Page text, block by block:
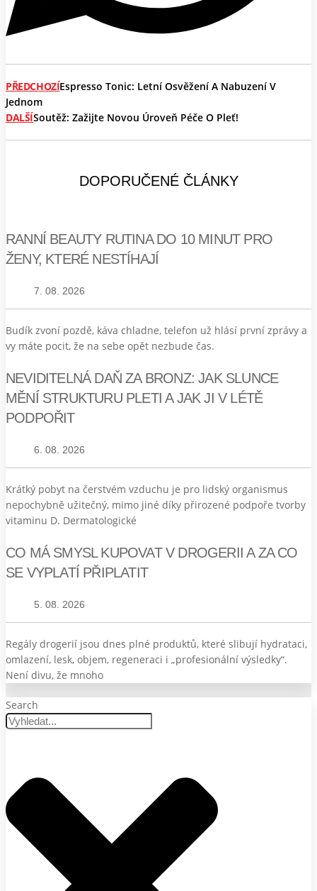
PŘEDCHOZÍEspresso Tonic: Letní Osvěžení A Nabuzení V
Jednom
DALŠÍSoutěž: Zažijte Novou Úroveň Péče O Pleť!
DOPORUČENÉ ČLÁNKY
RANNÍ BEAUTY RUTINA DO 10 MINUT PRO
ŽENY, KTERÉ NESTÍHAJÍ
7. 08. 2026
Budík zvoní pozdě, káva chladne, telefon už hlásí první zprávy a
vy máte pocit, že na sebe opět nezbude čas.
NEVIDITELNÁ DAŇ ZA BRONZ: JAK SLUNCE
MĚNÍ STRUKTURU PLETI A JAK JI V LÉTĚ
PODPOŘIT
6. 08. 2026
Krátký pobyt na čerstvém vzduchu je pro lidský organismus
nepochybně užitečný, mimo jiné díky přirozené podpoře tvorby
vitaminu D. Dermatologické
CO MÁ SMYSL KUPOVAT V DROGERII A ZA CO
SE VYPLATÍ PŘIPLATIT
5. 08. 2026
Regály drogerií jsou dnes plné produktů, které slibují hydrataci,
omlazení, lesk, objem, regeneraci i „profesionální výsledky“.
Není divu, že mnoho
Search